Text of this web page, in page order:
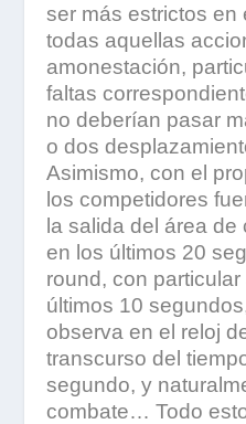
ser más estrictos en
todas aquellas
amonestación,
faltas
no deberían pasar
o dos
Asimismo, con el
los competidores
la salida del área
en los últimos 20
round, con
últimos 10
observa en el reloj
transcurso del
segundo, y
combate… Todo